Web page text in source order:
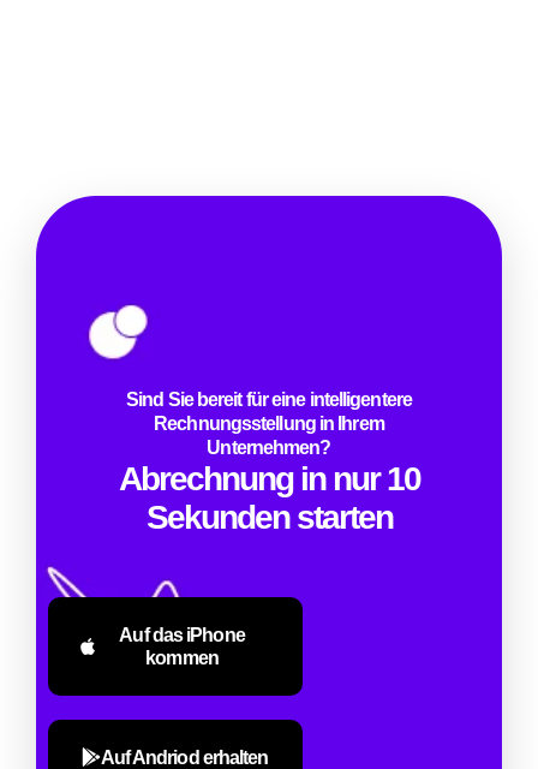
Sind Sie bereit für eine intelligentere
Rechnungsstellung in Ihrem
Unternehmen?
Abrechnung in nur 10
Sekunden starten
Auf das iPhone
kommen
Auf Andriod erhalten